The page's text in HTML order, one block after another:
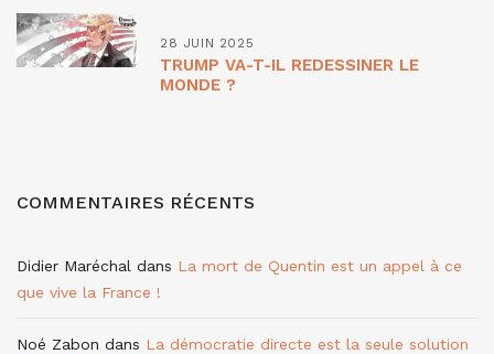
28 JUIN 2025
TRUMP VA-T-IL REDESSINER LE
MONDE ?
COMMENTAIRES RÉCENTS
Didier Maréchal dans La mort de Quentin est un appel à ce
que vive la France !
Noé Zabon dans La démocratie directe est la seule solution